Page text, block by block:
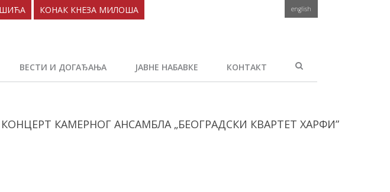
КОНАК КНЕЗА МИЛОША english
ВЕСТИ И ДОГАЂАЊА ЈАВНЕ НАБАВКЕ КОНТАКТ
КАМЕРНОГ АНСАМБЛА „БЕОГРАДСКИ КВАРТЕТ ХАРФИ”